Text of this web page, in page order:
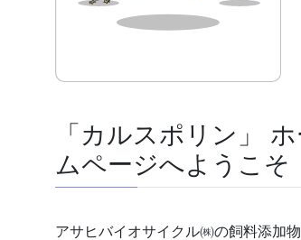
「カルスポリン」 ホ
ムページへようこそ
アサヒバイオサイクル㈱の飼料添加物